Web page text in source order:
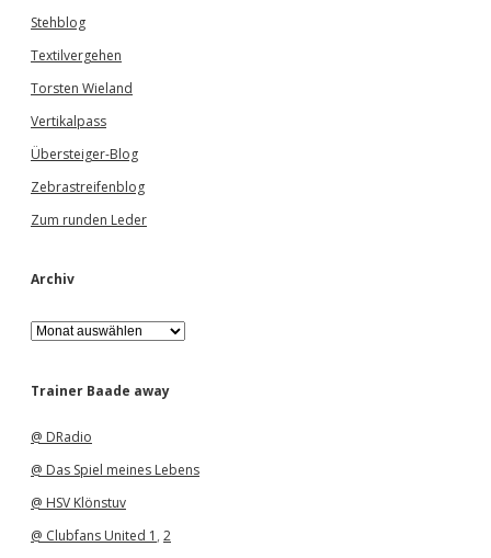
Stehblog
Textilvergehen
Torsten Wieland
Vertikalpass
Übersteiger-Blog
Zebrastreifenblog
Zum runden Leder
Archiv
A
r
h
Trainer Baade away
@ DRadio
@ Das Spiel meines Lebens
@ HSV Klönstuv
@ Clubfans United 1 , 2